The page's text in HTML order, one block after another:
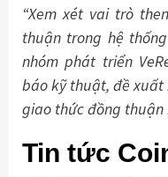
“Xem xét vai trò
thuận trong hệ
nhóm phát triển
báo kỹ thuật, đề
giao thức đồng thuận
Tin tức